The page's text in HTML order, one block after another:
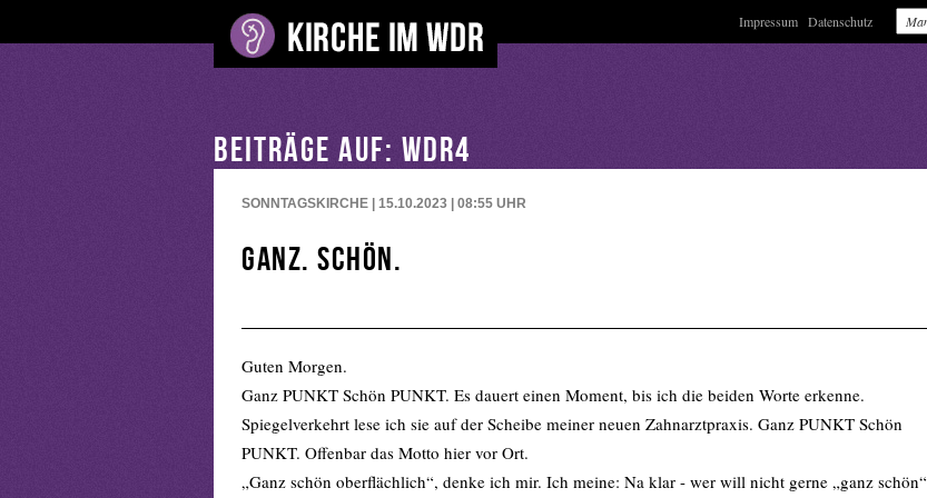
Impressum Datenschutz
BEITRÄGE AUF: WDR4
SONNTAGSKIRCHE | 15.10.2023 | 08:55 UHR
Ganz. Schön.
Guten Morgen.
Ganz PUNKT Schön PUNKT. Es dauert einen Moment, bis ich die beiden Worte erkenne.
Spiegelverkehrt lese ich sie auf der Scheibe meiner neuen Zahnarztpraxis. Ganz PUNKT Schön
PUNKT. Offenbar das Motto hier vor Ort.
„Ganz schön oberflächlich“, denke ich mir. Ich meine: Na klar - wer will nicht gerne „ganz schön“